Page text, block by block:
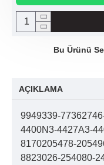
Bu Ürünü
AÇIKLAMA
9949339-
4400N3-4427A3-
8170205478-
8823026-254080-